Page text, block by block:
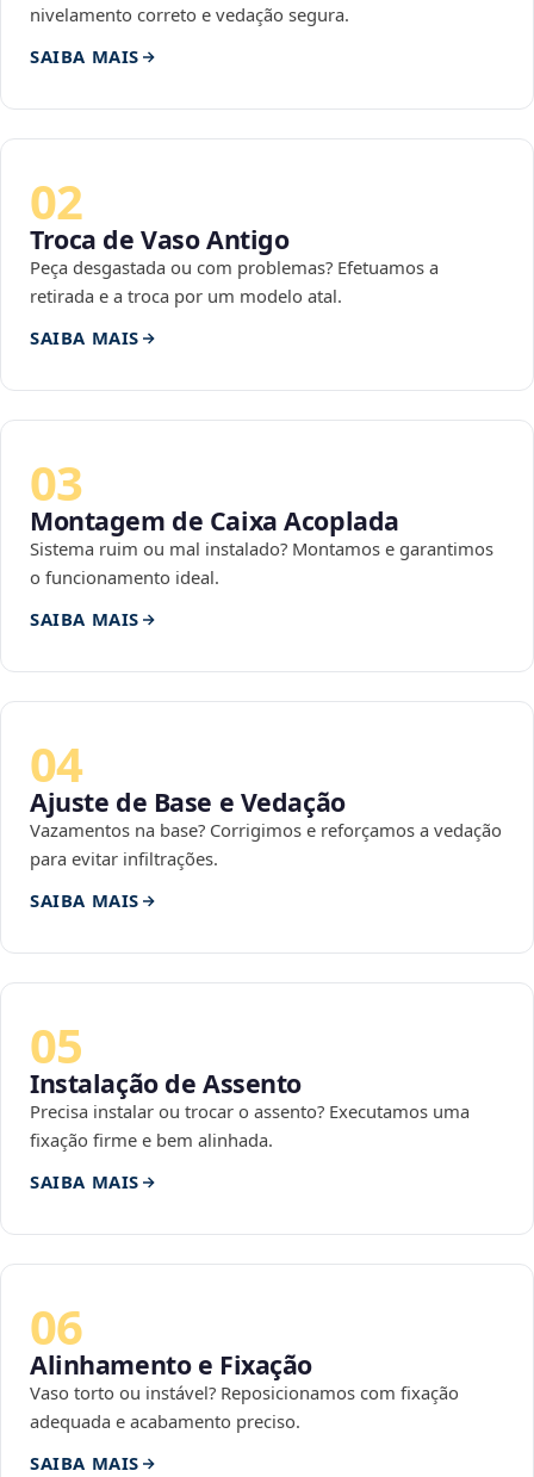
nivelamento correto e vedação segura.
SAIBA MAIS
02
Troca de Vaso Antigo
Peça desgastada ou com problemas? Efetuamos a
retirada e a troca por um modelo atal.
SAIBA MAIS
03
Montagem de Caixa Acoplada
Sistema ruim ou mal instalado? Montamos e garantimos
o funcionamento ideal.
SAIBA MAIS
04
Ajuste de Base e Vedação
Vazamentos na base? Corrigimos e reforçamos a vedação
para evitar infiltrações.
SAIBA MAIS
05
Instalação de Assento
Precisa instalar ou trocar o assento? Executamos uma
fixação firme e bem alinhada.
SAIBA MAIS
06
Alinhamento e Fixação
Vaso torto ou instável? Reposicionamos com fixação
adequada e acabamento preciso.
SAIBA MAIS